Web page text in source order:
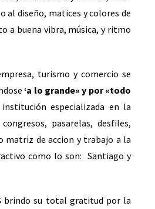
al diseño, matices y colores de
a buena vibra, música, y ritmo
turismo y comercio se
‘a lo grande» y por «todo
especializada en la
pasarelas, desfiles,
de accion y trabajo a la
como lo son: Santiago y
brindo su total gratitud por la